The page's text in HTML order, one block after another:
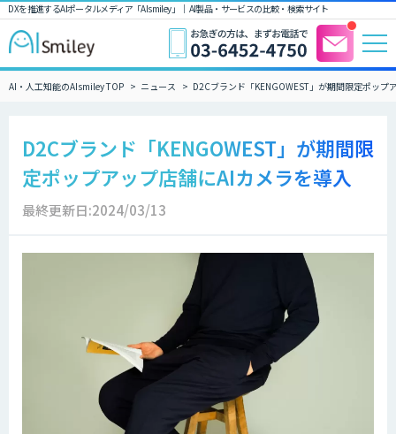
DXを推進するAIポータルメディア「AIsmiley」｜ AI製品・サービスの比較・検索サイト
AI・人工知能のAIsmiley TOP ニュース D2Cブランド「KENGOWEST」が期間限定ポップ
D2Cブランド「KENGOWEST」が期間限
定ポップアップ店舗にAIカメラを導入
最終更新日:2024/03/13